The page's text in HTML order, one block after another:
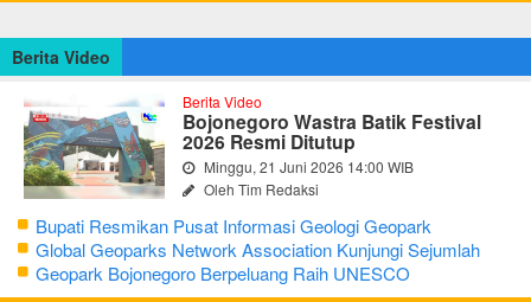
Berita Video
Berita Video
Bojonegoro Wastra Batik Festival
2026 Resmi Ditutup
Minggu, 21 Juni 2026 14:00 WIB
Oleh Tim Redaksi
Bupati Resmikan Pusat Informasi Geologi Geopark
Bojonegoro
Global Geoparks Network Association Kunjungi Sejumlah
Geosite di Bojonegoro
Geopark Bojonegoro Berpeluang Raih UNESCO
Global Geopark